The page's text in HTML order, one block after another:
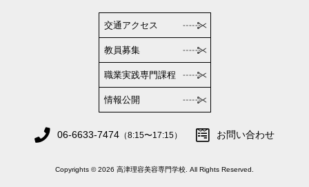
交通アクセス
教員募集
職業実践専門課程
情報公開
06-6633-7474 （8:15〜17:15） お問い合わせ
Copyrights © 2026 高津理容美容専門学校. All Rights Reserved.